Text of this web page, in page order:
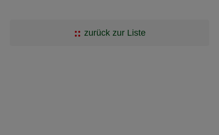
zurück zur Liste